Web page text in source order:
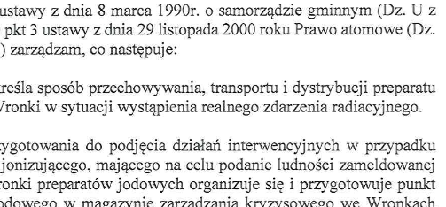
Ustawienia